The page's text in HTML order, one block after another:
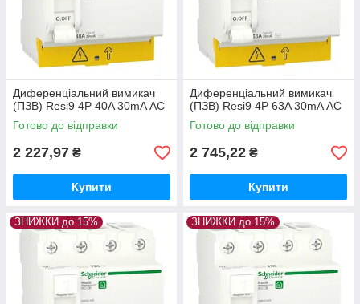
Диференціальний вимикач
(ПЗВ) Resi9 4P 40A 30mA АС
Готово до відправки
2 227,97 ₴
Купити
Диференціальний вимикач
(ПЗВ) Resi9 4P 63A 30mA АС
Готово до відправки
2 745,22 ₴
Купити
ЗНИЖКИ до 15% ЗНИЖКИ до 15%